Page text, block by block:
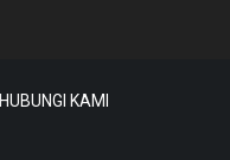
HUBUNGI KAMI